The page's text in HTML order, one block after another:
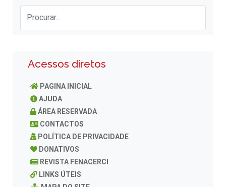
Acessos diretos
PAGINA INICIAL
AJUDA
ÁREA RESERVADA
CONTACTOS
POLÍTICA DE PRIVACIDADE
DONATIVOS
REVISTA FENACERCI
LINKS ÚTEIS